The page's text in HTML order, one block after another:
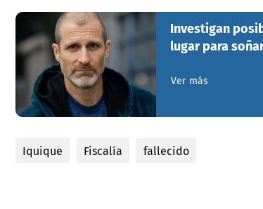
Investigan
lugar para
Ver más
Iquique Fiscalía fallecido